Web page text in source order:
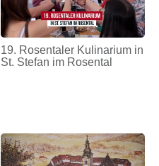
19. Rosentaler Kulinarium in
St. Stefan im Rosental